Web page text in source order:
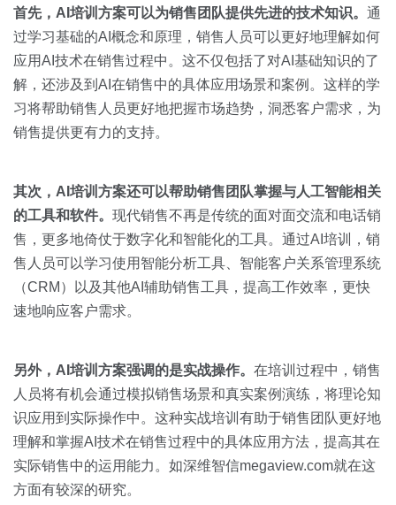
销售管理
按业务场景
培训辅导
销售会话智能
首先， AI 培训方案可以为销售团队提供先进的技术知识。 通
过学习基础的AI概念和原理，销售人员可以更好地理解如何
应用AI技术在销售过程中。这不仅包括了对AI基础知识的了
解，还涉及到AI在销售中的具体应用场景和案例。这样的学
习将帮助销售人员更好地把握市场趋势，洞悉客户需求，为
销售提供更有力的支持。
其次， AI 培训方案还可以帮助销售团队掌握与人工智能相关
的工具和软件。 现代销售不再是传统的面对面交流和电话销
售，更多地倚仗于数字化和智能化的工具。通过AI培训，销
售人员可以学习使用智能分析工具、智能客户关系管理系统
（CRM）以及其他AI辅助销售工具，提高工作效率，更快
速地响应客户需求。
另外， AI 培训方案强调的是实战操作。 在培训过程中，销售
人员将有机会通过模拟销售场景和真实案例演练，将理论知
识应用到实际操作中。这种实战培训有助于销售团队更好地
理解和掌握AI技术在销售过程中的具体应用方法，提高其在
实际销售中的运用能力。如深维智信megaview.com就在这
方面有较深的研究。